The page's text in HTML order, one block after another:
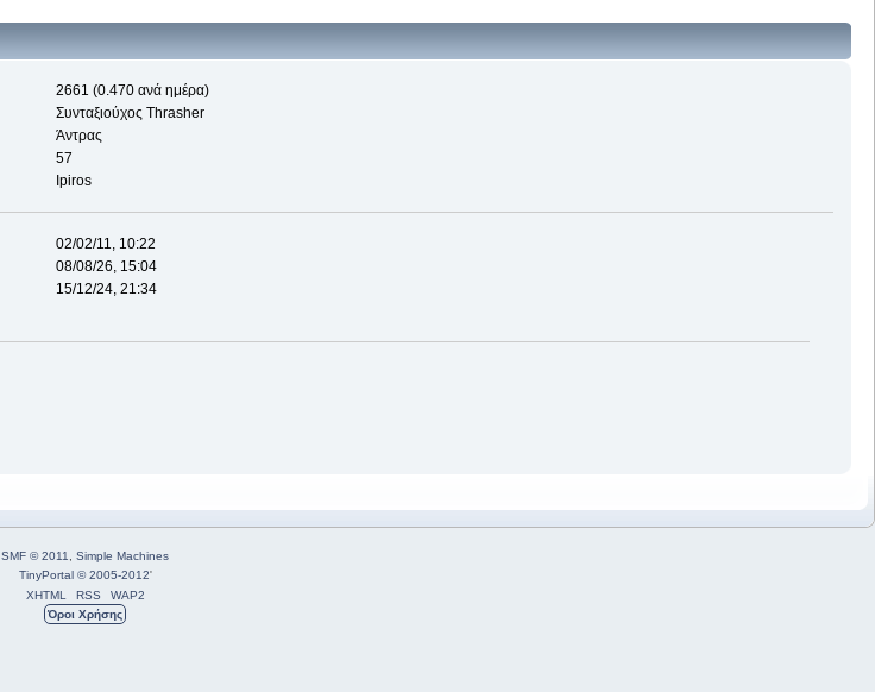
2661 (0.470 ανά ημέρα)
Συνταξιούχος Thrasher
Άντρας
57
Ipiros
02/02/11, 10:22
08/08/26, 15:04
15/12/24, 21:34
SMF © 2011
Simple Machines
TinyPortal © 2005-2012'
XHTML
RSS
WAP2
Όροι Χρήσης